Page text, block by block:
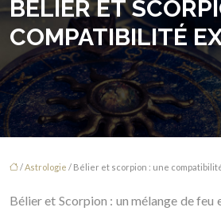
BÉLIER ET
COMPATIBILITÉ
/Astrologie / Bélier et scorpion : une
Bélier et Scorpion : un mélange de feu